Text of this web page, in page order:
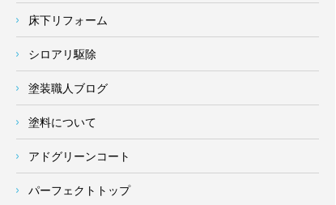
床下リフォーム
シロアリ駆除
塗装職人ブログ
塗料について
アドグリーンコート
パーフェクトトップ